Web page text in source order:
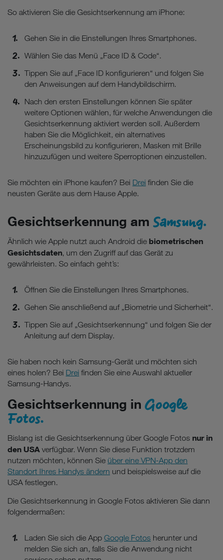
So aktivieren Sie die Gesichtserkennung am iPhone:
Gehen Sie in die Einstellungen Ihres Smartphones.
Wählen Sie das Menü „Face ID & Code“.
Tippen Sie auf „Face ID konfigurieren“ und folgen Sie
den Anweisungen auf dem Handybildschirm.
Nach den ersten Einstellungen können Sie später
weitere Optionen wählen, für welche Anwendungen die
Gesichtserkennung aktiviert werden soll. Außerdem
haben Sie die Möglichkeit, ein alternatives
Erscheinungsbild zu konfigurieren, Masken mit Brille
hinzuzufügen und weitere Sperroptionen einzustellen.
Sie möchten ein iPhone kaufen? Bei Drei finden Sie die
neusten Geräte aus dem Hause Apple.
Gesichtserkennung am Samsung.
Ähnlich wie Apple nutzt auch Android die biometrischen
Gesichtsdaten, um den Zugriff auf das Gerät zu
gewährleisten. So einfach geht’s:
Öffnen Sie die Einstellungen Ihres Smartphones.
Gehen Sie anschließend auf „Biometrie und Sicherheit“.
Tippen Sie auf „Gesichtserkennung“ und folgen Sie der
Anleitung auf dem Display.
Sie haben noch kein Samsung-Gerät und möchten sich
eines holen? Bei Drei finden Sie eine Auswahl aktueller
Samsung-Handys.
Gesichtserkennung in Google
Fotos.
Bislang ist die Gesichtserkennung über Google Fotos nur in
den USA verfügbar. Wenn Sie diese Funktion trotzdem
nutzen möchten, können Sie über eine VPN-App den
Standort Ihres Handys ändern und beispielsweise auf die
USA festlegen.
Die Gesichtserkennung in Google Fotos aktivieren Sie dann
folgendermaßen:
Laden Sie sich die App Google Fotos herunter und
melden Sie sich an, falls Sie die Anwendung nicht